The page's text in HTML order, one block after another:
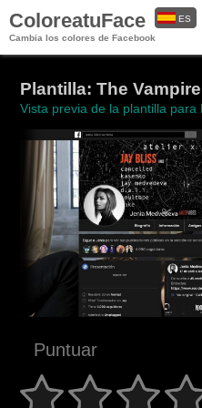
ColoreatuFace
Cambia los colores de Facebook
ES
Plantilla: The
Vista previa de la plantilla para
Puntuar